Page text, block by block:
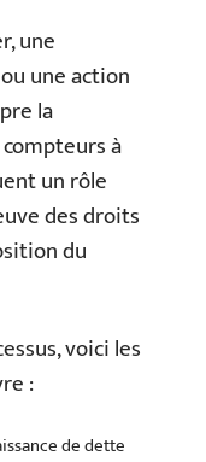
une
ou une action
la
à
un rôle
des droits
du
voici les
:
de dette